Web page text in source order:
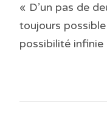
« D’un pas de
toujours
possibilité infinie